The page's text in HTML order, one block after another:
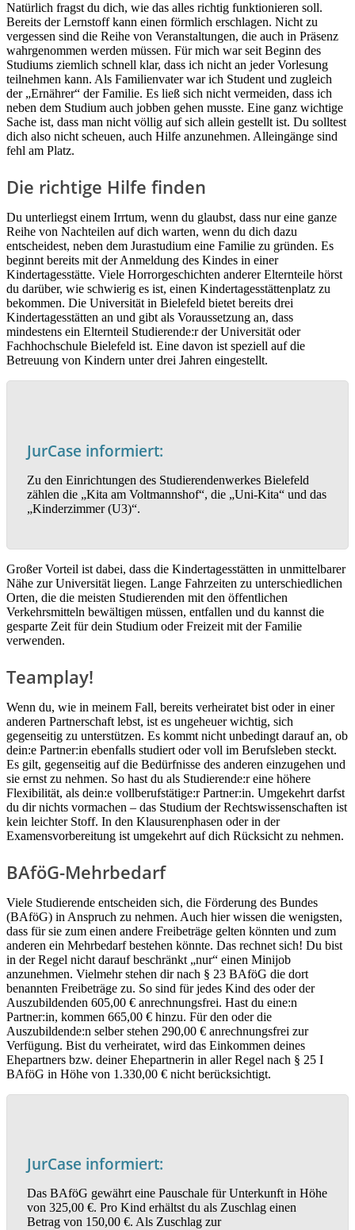
Natürlich fragst du dich, wie das alles richtig funktionieren soll.
Bereits der Lernstoff kann einen förmlich erschlagen. Nicht zu
vergessen sind die Reihe von Veranstaltungen, die auch in Präsenz
wahrgenommen werden müssen. Für mich war seit Beginn des
Studiums ziemlich schnell klar, dass ich nicht an jeder Vorlesung
teilnehmen kann. Als Familienvater war ich Student und zugleich
der „Ernährer“ der Familie. Es ließ sich nicht vermeiden, dass ich
neben dem Studium auch jobben gehen musste. Eine ganz wichtige
Sache ist, dass man nicht völlig auf sich allein gestellt ist. Du solltest
dich also nicht scheuen, auch Hilfe anzunehmen. Alleingänge sind
fehl am Platz.
Die richtige Hilfe finden
Du unterliegst einem Irrtum, wenn du glaubst, dass nur eine ganze
Reihe von Nachteilen auf dich warten, wenn du dich dazu
entscheidest, neben dem Jurastudium eine Familie zu gründen. Es
beginnt bereits mit der Anmeldung des Kindes in einer
Kindertagesstätte. Viele Horrorgeschichten anderer Elternteile hörst
du darüber, wie schwierig es ist, einen Kindertagesstättenplatz zu
bekommen. Die Universität in Bielefeld bietet bereits drei
Kindertagesstätten an und gibt als Voraussetzung an, dass
mindestens ein Elternteil Studierende:r der Universität oder
Fachhochschule Bielefeld ist. Eine davon ist speziell auf die
Betreuung von Kindern unter drei Jahren eingestellt.
JurCase informiert:
Zu den Einrichtungen des Studierendenwerkes Bielefeld
zählen die „Kita am Voltmannshof“, die „Uni-Kita“ und das
„Kinderzimmer (U3)“.
Großer Vorteil ist dabei, dass die Kindertagesstätten in unmittelbarer
Nähe zur Universität liegen. Lange Fahrzeiten zu unterschiedlichen
Orten, die die meisten Studierenden mit den öffentlichen
Verkehrsmitteln bewältigen müssen, entfallen und du kannst die
gesparte Zeit für dein Studium oder Freizeit mit der Familie
verwenden.
Teamplay!
Wenn du, wie in meinem Fall, bereits verheiratet bist oder in einer
anderen Partnerschaft lebst, ist es ungeheuer wichtig, sich
gegenseitig zu unterstützen. Es kommt nicht unbedingt darauf an, ob
dein:e Partner:in ebenfalls studiert oder voll im Berufsleben steckt.
Es gilt, gegenseitig auf die Bedürfnisse des anderen einzugehen und
sie ernst zu nehmen. So hast du als Studierende:r eine höhere
Flexibilität, als dein:e vollberufstätige:r Partner:in. Umgekehrt darfst
du dir nichts vormachen – das Studium der Rechtswissenschaften ist
kein leichter Stoff. In den Klausurenphasen oder in der
Examensvorbereitung ist umgekehrt auf dich Rücksicht zu nehmen.
BAföG-Mehrbedarf
Viele Studierende entscheiden sich, die Förderung des Bundes
(BAföG) in Anspruch zu nehmen. Auch hier wissen die wenigsten,
dass für sie zum einen andere Freibeträge gelten könnten und zum
anderen ein Mehrbedarf bestehen könnte. Das rechnet sich! Du bist
in der Regel nicht darauf beschränkt „nur“ einen Minijob
anzunehmen. Vielmehr stehen dir nach § 23 BAföG die dort
benannten Freibeträge zu. So sind für jedes Kind des oder der
Auszubildenden 605,00 € anrechnungsfrei. Hast du eine:n
Partner:in, kommen 665,00 € hinzu. Für den oder die
Auszubildende:n selber stehen 290,00 € anrechnungsfrei zur
Verfügung. Bist du verheiratet, wird das Einkommen deines
Ehepartners bzw. deiner Ehepartnerin in aller Regel nach § 25 I
BAföG in Höhe von 1.330,00 € nicht berücksichtigt.
JurCase informiert:
Das BAföG gewährt eine Pauschale für Unterkunft in Höhe
von 325,00 €. Pro Kind erhältst du als Zuschlag einen
Betrag von 150,00 €. Als Zuschlag zur